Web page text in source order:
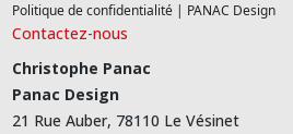
Politique de confidentialité | PANAC Design
Contactez-nous
Christophe Panac
Panac Design
21 Rue Auber, 78110 Le Vésinet